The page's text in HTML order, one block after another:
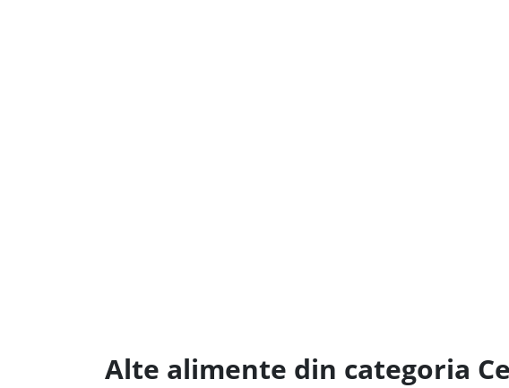
Alte alimente din categoria